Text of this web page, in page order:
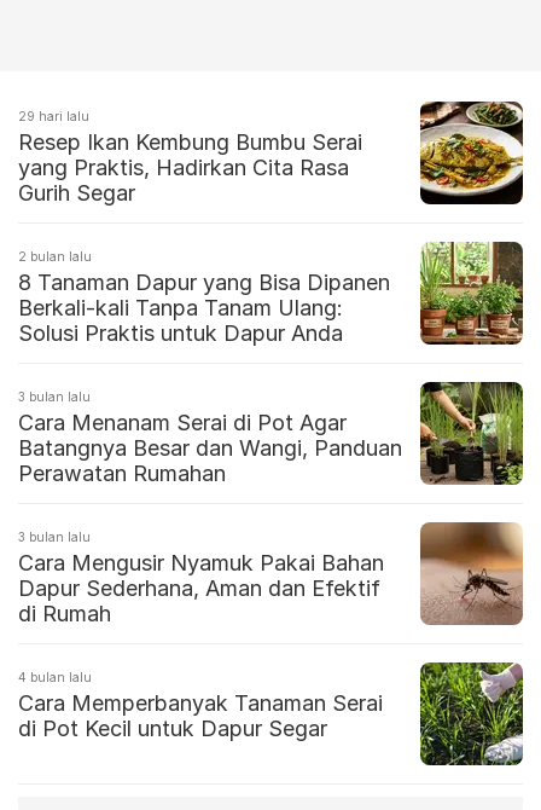
29 hari lalu
Resep Ikan Kembung Bumbu Serai
yang Praktis, Hadirkan Cita Rasa
Gurih Segar
2 bulan lalu
8 Tanaman Dapur yang Bisa Dipanen
Berkali-kali Tanpa Tanam Ulang:
Solusi Praktis untuk Dapur Anda
3 bulan lalu
Cara Menanam Serai di Pot Agar
Batangnya Besar dan Wangi, Panduan
Perawatan Rumahan
3 bulan lalu
Cara Mengusir Nyamuk Pakai Bahan
Dapur Sederhana, Aman dan Efektif
di Rumah
4 bulan lalu
Cara Memperbanyak Tanaman Serai
di Pot Kecil untuk Dapur Segar